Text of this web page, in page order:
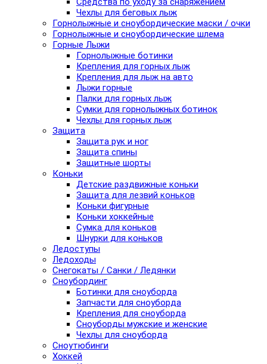
Чехлы для беговых лыж
Горнолыжные и сноубордические маски / очки
Горнолыжные и сноубордические шлема
Горные Лыжи
Горнолыжные ботинки
Крепления для горных лыж
Крепления для лыж на авто
Лыжи горные
Палки для горных лыж
Сумки для горнолыжных ботинок
Чехлы для горных лыж
Защита
Защита рук и ног
Защита спины
Защитные шорты
Коньки
Детские раздвижные коньки
Защита для лезвий коньков
Коньки фигурные
Коньки хоккейные
Сумка для коньков
Шнурки для коньков
Ледоступы
Ледоходы
Снегокаты / Санки / Ледянки
Сноубординг
Ботинки для сноуборда
Запчасти для сноуборда
Крепления для сноуборда
Сноуборды мужские и женские
Чехлы для сноуборда
Сноутюбинги
Хоккей